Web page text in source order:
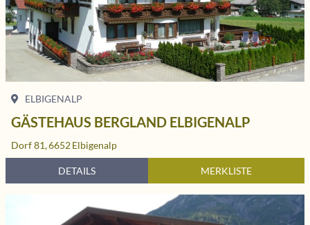
ELBIGENALP
GÄSTEHAUS BERGLAND ELBIGENALP
Dorf 81,6652Elbigenalp
DETAILS MERKLISTE